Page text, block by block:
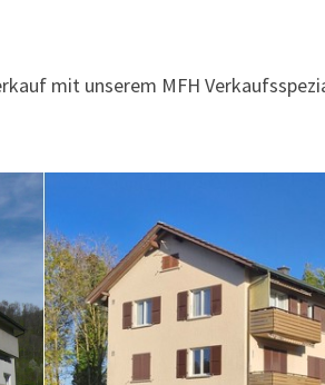
mit unserem MFH